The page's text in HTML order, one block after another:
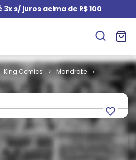
s/ juros acima de R$ 100
King Comics
Mandrake